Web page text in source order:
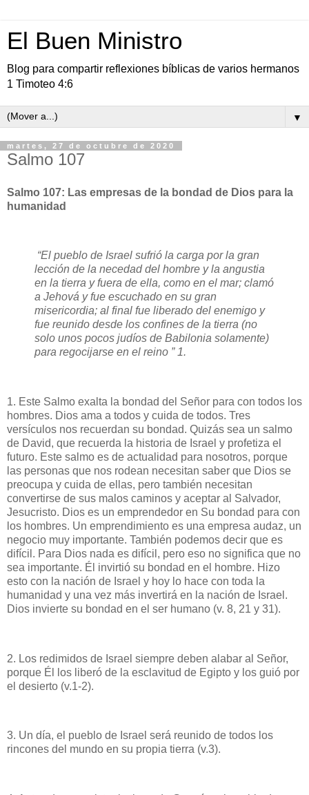
El Buen Ministro
Blog para compartir reflexiones bíblicas de varios hermanos
1 Timoteo 4:6
▼
martes, 27 de octubre de 2020
Salmo 107
Salmo 107: Las empresas de la bondad de Dios para la
humanidad
“El pueblo de Israel sufrió la carga por la gran
lección de la necedad del hombre y la angustia
en la tierra y fuera de ella, como en el mar; clamó
a Jehová y fue escuchado en su gran
misericordia; al final fue liberado del enemigo y
fue reunido desde los confines de la tierra (no
solo unos pocos judíos de Babilonia solamente)
para regocijarse en el reino ” 1.
1. Este Salmo exalta la bondad del Señor para con todos los
hombres. Dios ama a todos y cuida de todos. Tres
versículos nos recuerdan su bondad. Quizás sea un salmo
de David, que recuerda la historia de Israel y profetiza el
futuro. Este salmo es de actualidad para nosotros, porque
las personas que nos rodean necesitan saber que Dios se
preocupa y cuida de ellas, pero también necesitan
convertirse de sus malos caminos y aceptar al Salvador,
Jesucristo. Dios es un emprendedor en Su bondad para con
los hombres. Un emprendimiento es una empresa audaz, un
negocio muy importante. También podemos decir que es
difícil. Para Dios nada es difícil, pero eso no significa que no
sea importante. Él invirtió su bondad en el hombre. Hizo
esto con la nación de Israel y hoy lo hace con toda la
humanidad y una vez más invertirá en la nación de Israel.
Dios invierte su bondad en el ser humano (v. 8, 21 y 31).
2. Los redimidos de Israel siempre deben alabar al Señor,
porque Él los liberó de la esclavitud de Egipto y los guió por
el desierto (v.1-2).
3. Un día, el pueblo de Israel será reunido de todos los
rincones del mundo en su propia tierra (v.3).